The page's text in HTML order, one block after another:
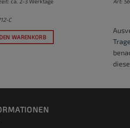
C
WARENKORB